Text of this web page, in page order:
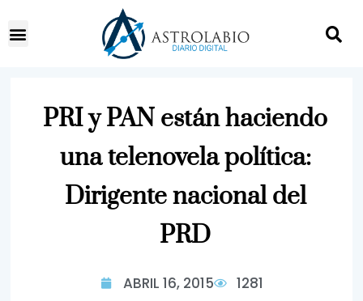
PRI y PAN están haciendo
una telenovela política:
Dirigente nacional del
PRD
ABRIL 16, 2015 1281